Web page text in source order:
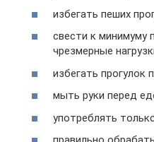
избегать пеших
свести к минимуму
чрезмерные
избегать прогулок
мыть руки перед
употреблять